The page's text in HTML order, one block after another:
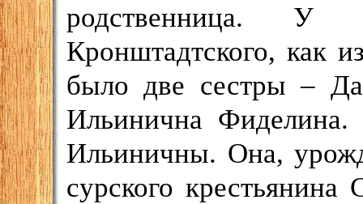
родственница. У
Кронштадтского, как
было две сестры –
Ильинична
Ильиничны. Она,
сурского